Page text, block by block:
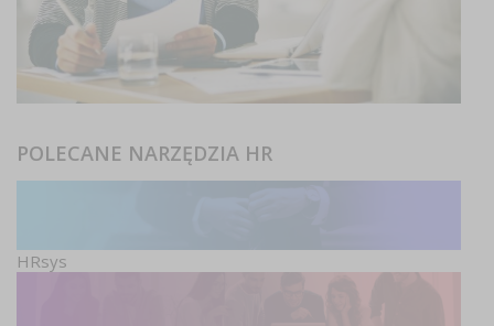
POLECANE NARZĘDZIA HR
HRsys